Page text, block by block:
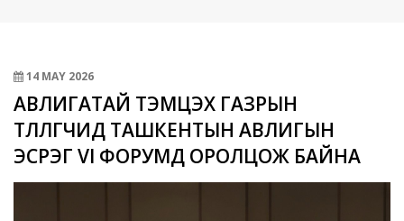
14 MAY 2026
АВЛИГАТАЙ ТЭМЦЭХ ГАЗРЫН
ТӨЛӨӨЛӨГЧИД ТАШКЕНТЫН АВЛИГЫН
ЭСРЭГ VI ФОРУМД ОРОЛЦОЖ БАЙНА